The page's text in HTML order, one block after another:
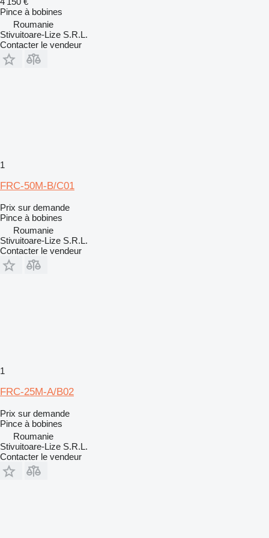
Pince à bobines
Roumanie
Stivuitoare-Lize S.R.L.
Contacter le vendeur
1
FRC-50M-B/C01
Prix sur demande
Pince à bobines
Roumanie
Stivuitoare-Lize S.R.L.
Contacter le vendeur
1
FRC-25M-A/B02
Prix sur demande
Pince à bobines
Roumanie
Stivuitoare-Lize S.R.L.
Contacter le vendeur